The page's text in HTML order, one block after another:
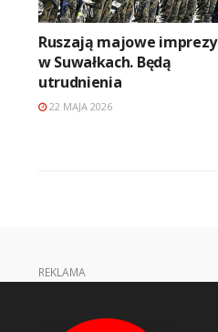
Ruszają majowe imprezy
w Suwałkach. Będą
utrudnienia
22 MAJA 2026
REKLAMA